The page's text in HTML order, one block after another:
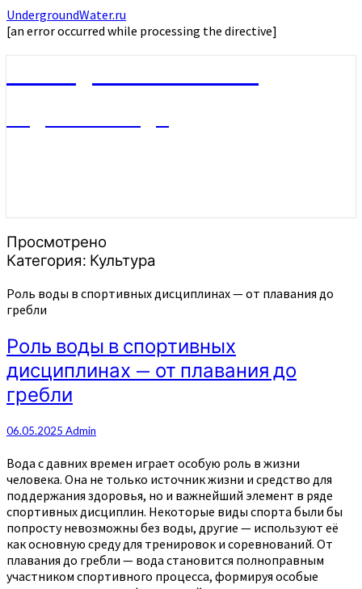
UndergroundWater.ru
[an error occurred while processing the directive]
Просмотрено
Категория: Культура
Роль воды в спортивных дисциплинах — от плавания до
гребли
Роль воды в спортивных
дисциплинах — от плавания до
гребли
06.05.2025 Admin
Вода с давних времен играет особую роль в жизни
человека. Она не только источник жизни и средство для
поддержания здоровья, но и важнейший элемент в ряде
спортивных дисциплин. Некоторые виды спорта были бы
попросту невозможны без воды, другие — используют её
как основную среду для тренировок и соревнований. От
плавания до гребли — вода становится полноправным
участником спортивного процесса, формируя особые